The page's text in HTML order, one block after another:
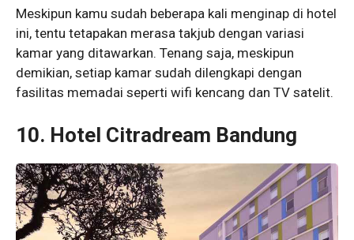
Meskipun kamu sudah beberapa kali menginap di hotel
ini, tentu tetapakan merasa takjub dengan variasi
kamar yang ditawarkan. Tenang saja, meskipun
demikian, setiap kamar sudah dilengkapi dengan
fasilitas memadai seperti wifi kencang dan TV satelit.
10. Hotel Citradream Bandung